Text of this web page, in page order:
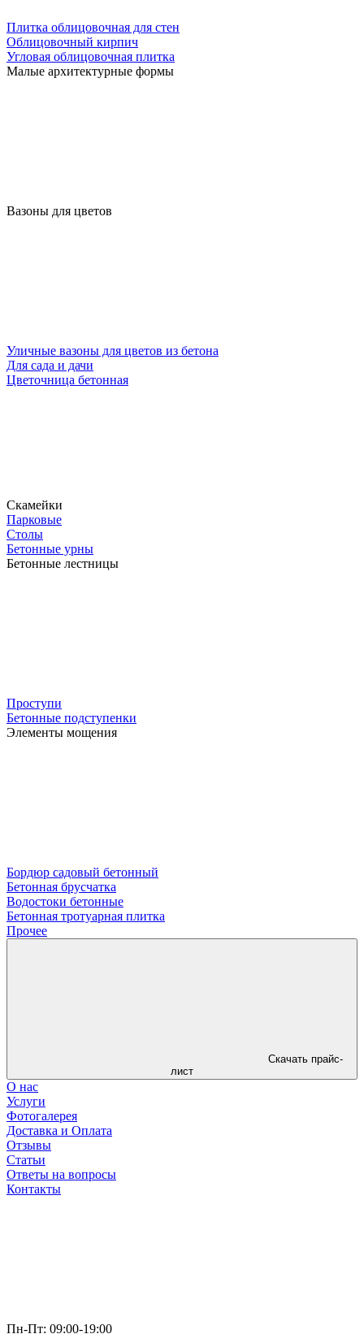
Плитка облицовочная для стен
Облицовочный кирпич
Угловая облицовочная плитка
Малые архитектурные формы
Вазоны для цветов
Уличные вазоны для цветов из бетона
Для сада и дачи
Цветочница бетонная
Скамейки
Парковые
Столы
Бетонные урны
Бетонные лестницы
Проступи
Бетонные подступенки
Элементы мощения
Бордюр садовый бетонный
Бетонная брусчатка
Водостоки бетонные
Бетонная тротуарная плитка
Прочее
Скачать прайс-
лист
О нас
Услуги
Фотогалерея
Доставка и Оплата
Отзывы
Статьи
Ответы на вопросы
Контакты
Пн-Пт: 09:00-19:00